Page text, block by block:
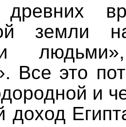
земли
Все это
и
доход